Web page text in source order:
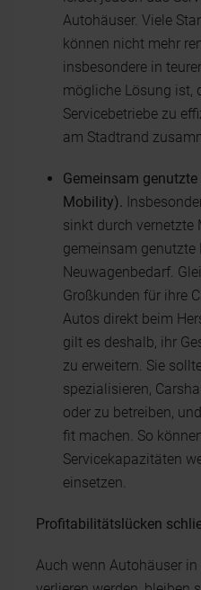
Autohäuser. Viele
können nicht mehr
insbesondere in
mögliche Lösung ist,
Servicebetriebe zu
am Stadtrand
Gemeinsam
Mobility).
sinkt durch
gemeinsam genutzte
Neuwagenbedarf.
Großkunden für ihre
Autos direkt beim
gilt es deshalb, ihr
zu erweitern. Sie
spezialisieren,
oder zu betreiben,
fit machen. So
Servicekapazitäten
einsetzen.
Profitabilitätslücken
Auch wenn Autohäuser